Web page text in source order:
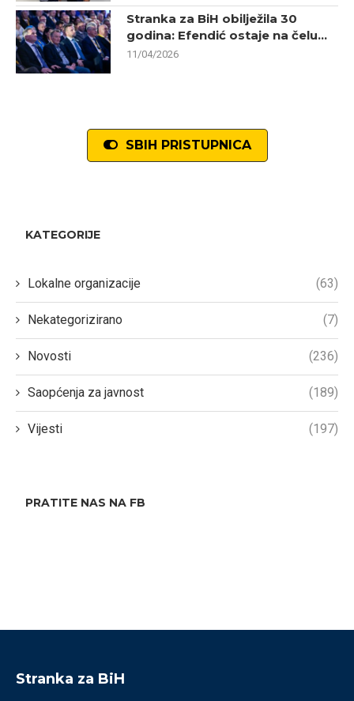
Stranka za BiH obilježila 30
godina: Efendić ostaje na čelu...
11/04/2026
SBIH PRISTUPNICA
KATEGORIJE
Lokalne organizacije (63)
Nekategorizirano (7)
Novosti (236)
Saopćenja za javnost (189)
Vijesti (197)
PRATITE NAS NA FB
Stranka za BiH